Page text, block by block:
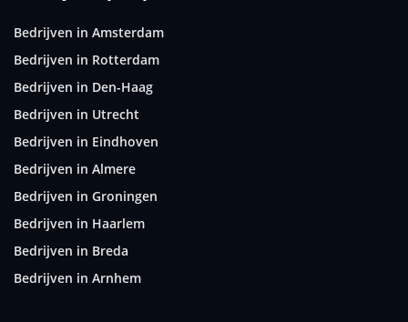
Bedrijven in Amsterdam
Bedrijven in Rotterdam
Bedrijven in Den-Haag
Bedrijven in Utrecht
Bedrijven in Eindhoven
Bedrijven in Almere
Bedrijven in Groningen
Bedrijven in Haarlem
Bedrijven in Breda
Bedrijven in Arnhem